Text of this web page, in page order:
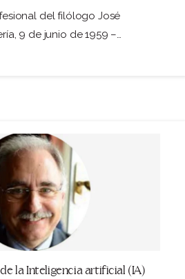
del filólogo José
9 de junio de 1959 –…
(IA)